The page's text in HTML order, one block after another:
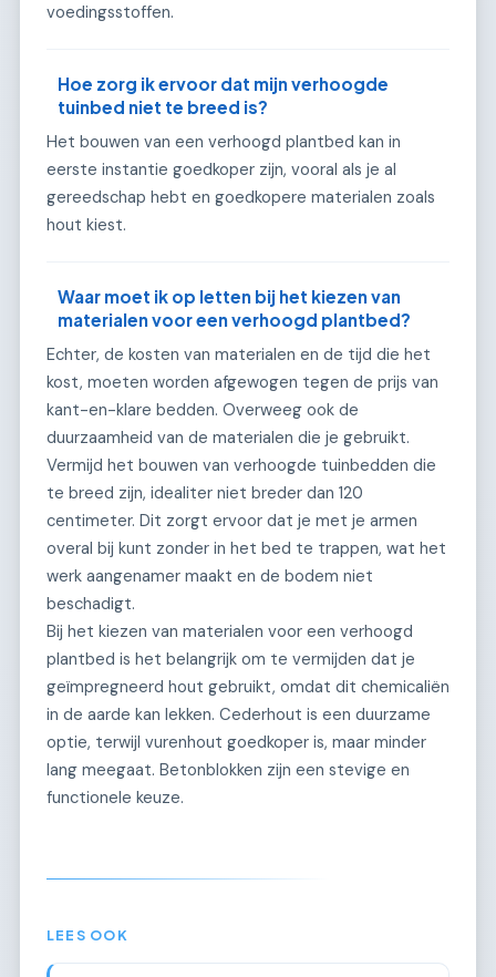
voedingsstoffen.
Hoe zorg ik ervoor dat mijn verhoogde
tuinbed niet te breed is?
Het bouwen van een verhoogd plantbed kan in
eerste instantie goedkoper zijn, vooral als je al
gereedschap hebt en goedkopere materialen zoals
hout kiest.
Waar moet ik op letten bij het kiezen van
materialen voor een verhoogd plantbed?
Echter, de kosten van materialen en de tijd die het
kost, moeten worden afgewogen tegen de prijs van
kant-en-klare bedden. Overweeg ook de
duurzaamheid van de materialen die je gebruikt.
Vermijd het bouwen van verhoogde tuinbedden die
te breed zijn, idealiter niet breder dan 120
centimeter. Dit zorgt ervoor dat je met je armen
overal bij kunt zonder in het bed te trappen, wat het
werk aangenamer maakt en de bodem niet
beschadigt.
Bij het kiezen van materialen voor een verhoogd
plantbed is het belangrijk om te vermijden dat je
geïmpregneerd hout gebruikt, omdat dit chemicaliën
in de aarde kan lekken. Cederhout is een duurzame
optie, terwijl vurenhout goedkoper is, maar minder
lang meegaat. Betonblokken zijn een stevige en
functionele keuze.
LEES OOK